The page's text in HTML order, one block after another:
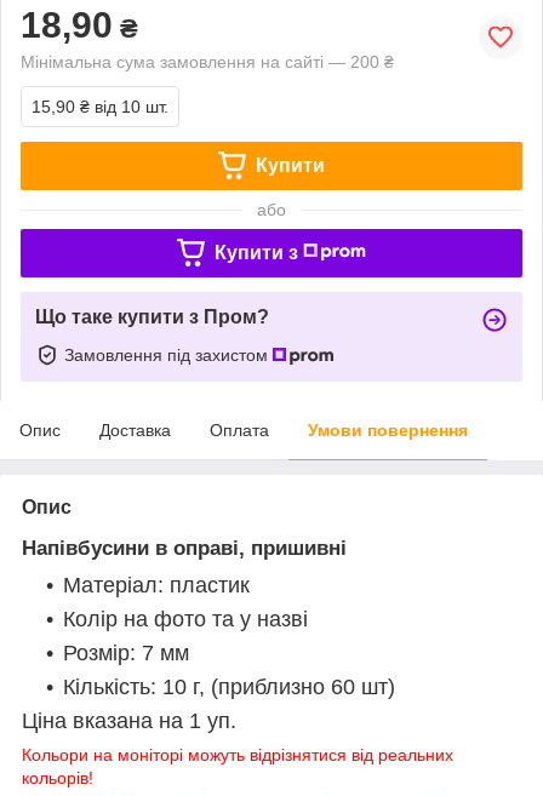
18,90 ₴
Мінімальна сума замовлення на сайті — 200 ₴
15,90 ₴ від 10 шт.
Купити
або
Купити з
Що таке купити з Пром?
Замовлення під захистом
Опис Доставка Оплата Умови повернення
Опис
Напівбусини в оправі, пришивні
Матеріал: пластик
Колір на фото та у назві
Розмір: 7 мм
Кількість: 10 г, (приблизно 60 шт)
Ціна вказана на 1 уп.
Кольори на моніторі можуть відрізнятися від реальних
кольорів!